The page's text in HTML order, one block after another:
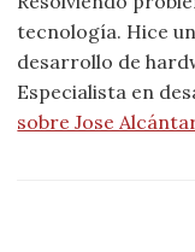
tecnología. Hice
desarrollo de
Especialista en
sobre Jose